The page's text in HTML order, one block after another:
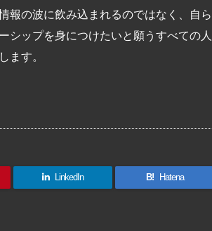
報の波に飲み込まれるのではなく、自ら
シップを身につけたいと願うすべての人
ます。
LinkedIn B! Hatena